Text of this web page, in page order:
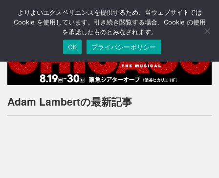
T
o
n
v
a
Adam Lambertの最新記事
よりよいエクスペリエンスを提供するため、当ウェブサイトでは
Cookie を使用しています。引き続き閲覧する場合、Cookie の使用
を承諾したものとみなされます。
OK
プライバシーポリシー